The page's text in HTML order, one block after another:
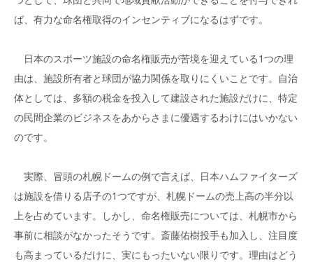
ば、有力な命名権取得のインセンティブになるはずです。
日本のスポーツ施設の命名権販売が苦境を迎えている1つの理
由は、施設所有者と球団が協力関係を取りにくいことです。自治
体としては、多額の税金を投入して建設された施設だけに、特定
の民間企業のビジネスをあからさまに優遇するわけにはいかない
のです。
実際、冒頭の札幌ドームの例で言えば、日本ハムファイターズ
は施設を借りる店子の1つですが、札幌ドームの売上高の半分以
上を占めています。しかし、命名権販売については、札幌市から
事前に相談がなかったそうです。斎藤佑樹投手も加入し、注目度
も高まっているだけに、実にもったいない限りです。理由はどう